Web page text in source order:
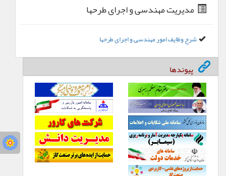
مدیریت مهندسی و اجرای طرحها
شرح وظایف امور مهندسی و اجرای طرحها
پیوندها